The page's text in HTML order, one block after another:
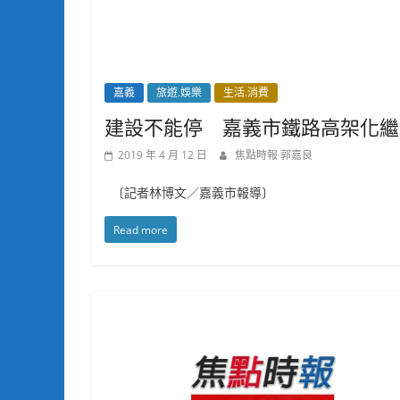
嘉義 旅遊.娛樂 生活.消費
建設不能停 嘉義市鐵路高架化
2019 年 4 月 12 日 焦點時報 郭嘉良
〔記者林博文／嘉義市報導〕
Read more